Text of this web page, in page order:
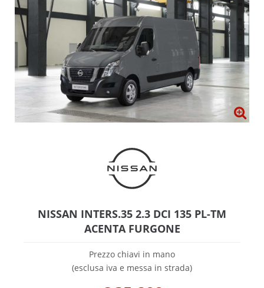
NISSAN INTERS.35 2.3 DCI 135 PL-TM
ACENTA FURGONE
Prezzo chiavi in mano
(esclusa iva e messa in strada)